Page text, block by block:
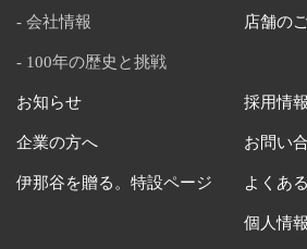
会社情報
100年の歴史と挑戦
店舗の
お知らせ
企業の方へ
伊那谷を贈る。特設ページ
採用情報
お問い
よくあ
個人情